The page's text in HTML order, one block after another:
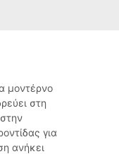
μοντέρνο
στη
για
ανήκει